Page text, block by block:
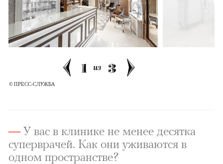
1 из 3
© ПРЕСС-СЛУЖБА
—У вас в клинике не менее десятка
суперврачей. Как они уживаются в
одном пространстве?